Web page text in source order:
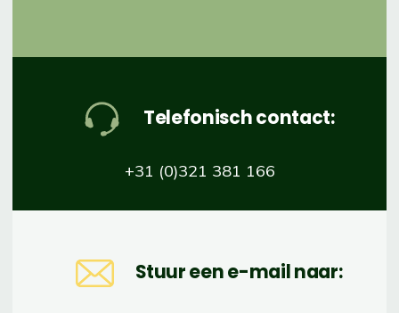
Telefonisch contact:
+31 (0)321 381 166
Stuur een e-mail naar: